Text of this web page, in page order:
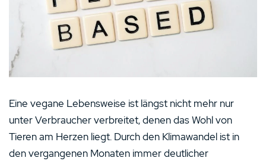
Skilling Erfahrungen
Eine vegane Lebensweise ist längst nicht mehr nur
unter Verbraucher verbreitet, denen das Wohl von
Tieren am Herzen liegt. Durch den Klimawandel ist in
den vergangenen Monaten immer deutlicher